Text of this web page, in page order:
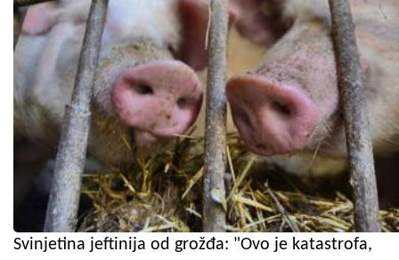
Svinjetina jeftinija od grožđa: "Ovo je katastrofa,